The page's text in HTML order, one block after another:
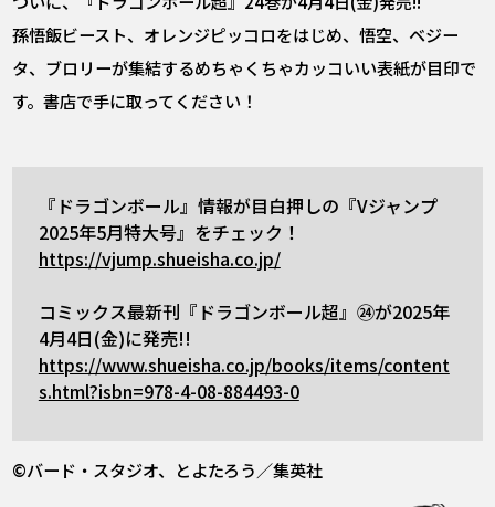
孫悟飯ビースト、オレンジピッコロをはじめ、悟空、ベジー
タ、ブロリーが集結するめちゃくちゃカッコいい表紙が目印で
す。書店で手に取ってください！
『ドラゴンボール』情報が目白押しの『Vジャンプ
2025年5月特大号』をチェック！
https://vjump.shueisha.co.jp/
コミックス最新刊『ドラゴンボール超』㉔が2025年
4月4日(金)に発売!!
https://www.shueisha.co.jp/books/items/content
s.html?isbn=978-4-08-884493-0
©バード・スタジオ、とよたろう／集英社